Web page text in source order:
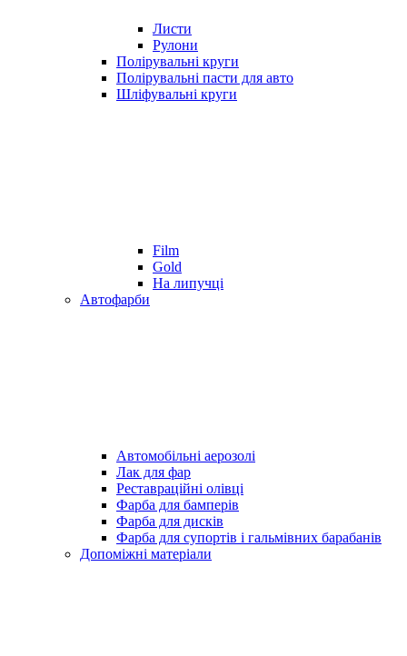
Листи
Рулони
Полірувальні круги
Полірувальні пасти для авто
Шліфувальні круги
Film
Gold
На липучці
Автофарби
Автомобільні аерозолі
Лак для фар
Реставраційні олівці
Фарба для бамперів
Фарба для дисків
Фарба для супортів і гальмівних барабанів
Допоміжні матеріали